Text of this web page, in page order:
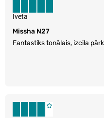
Missha N27
Fantastiks tonālais, izcila
Iveta